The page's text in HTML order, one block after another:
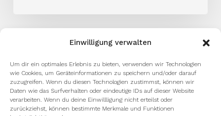
Einwilligung verwalten
Um dir ein optimales Erlebnis zu bieten, verwenden wir Technologien
wie Cookies, um Geräteinformationen zu speichern und/oder darauf
zuzugreifen. Wenn du diesen Technologien zustimmst, können wir
Daten wie das Surfverhalten oder eindeutige IDs auf dieser Website
verarbeiten. Wenn du deine Einwillligung nicht erteilst oder
zurückziehst, können bestimmte Merkmale und Funktionen